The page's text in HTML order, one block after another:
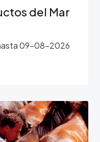
del Mar
09-08-2026